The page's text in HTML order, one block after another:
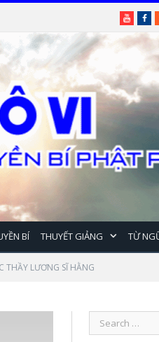
Youtube
BÍ THUYẾT GIẢNG TỪ
LƯƠNG SĨ HẰNG